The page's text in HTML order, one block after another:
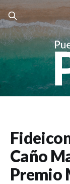
Caño
Premio